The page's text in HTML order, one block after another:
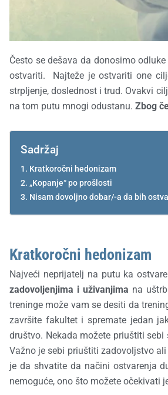
Često se dešava da donosimo
ostvariti. Najteže je ostvariti one
strpljenje, doslednost i trud. Ovakvi
na tom putu mnogi odustanu. Zbog
Sadržaj
Kratkoročni hedonizam
„Kopanje“ po prošlosti
Nisam dovoljno dobar/-a da bih
Kratkoročni hedonizam
Najveći neprijatelj na putu ka
zadovoljenjima i uživanjima na
treninge može vam se desiti da
završite fakultet i spremate jedan
društvo. Nekada možete priuštiti
Važno je sebi priuštiti zadovoljstvo
je da shvatite da načini ostvarenja
nemoguće, ono što možete očekivati